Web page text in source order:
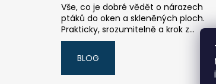
Vše, co je dobré vědět o nárazech
ptáků do oken a skleněných ploch.
Prakticky, srozumitelně a krok z...
BLOG